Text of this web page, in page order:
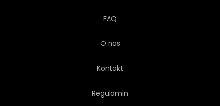
FAQ
O nas
Kontakt
Regulamin